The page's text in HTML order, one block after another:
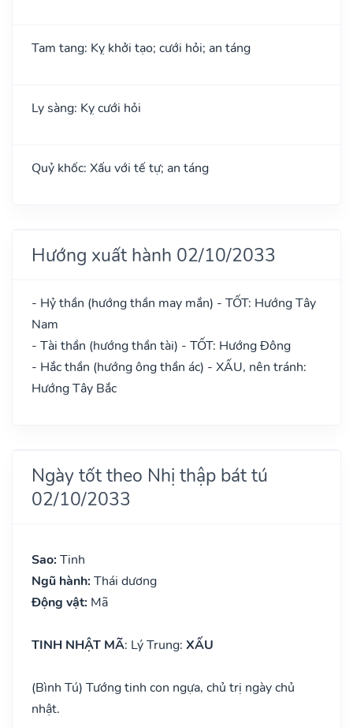
Tam tang: Kỵ khởi tạo; cưới hỏi; an táng
Ly sàng: Kỵ cưới hỏi
Quỷ khốc: Xấu với tế tự; an táng
Hướng xuất hành 02/10/2033
- Hỷ thần (hướng thần may mắn) - TỐT: Hướng Tây
Nam
- Tài thần (hướng thần tài) - TỐT: Hướng Đông
- Hắc thần (hướng ông thần ác) - XẤU, nên tránh:
Hướng Tây Bắc
Ngày tốt theo Nhị thập bát tú
02/10/2033
Sao: Tinh
Ngũ hành: Thái dương
Động vật: Mã
TINH NHẬT MÃ: Lý Trung: XẤU
(Bình Tú) Tướng tinh con ngựa, chủ trị ngày chủ
nhật.